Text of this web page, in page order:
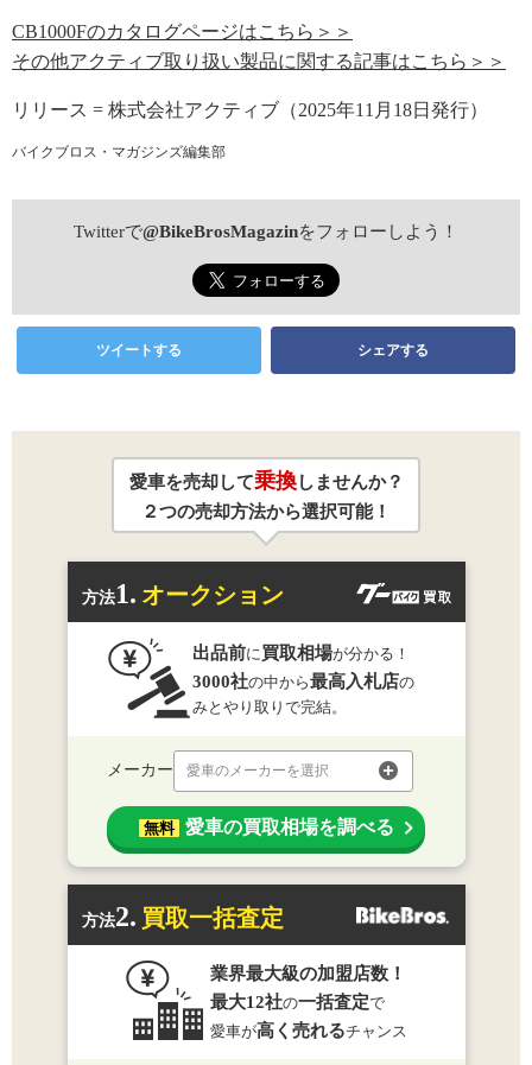
CB1000Fのカタログページはこちら＞＞
その他アクティブ取り扱い製品に関する記事はこちら＞＞
リリース = 株式会社アクティブ（2025年11月18日発行）
バイクブロス・マガジンズ編集部
Twitterで@BikeBrosMagazinをフォローしよう！
ツイートする シェアする
愛車を売却して乗換しませんか？
２つの売却方法から選択可能！
方法1. オークション
出品前に 買取相場が分かる！
3000社の中から最高入札店の
みとやり取りで完結。
メーカー 愛車のメーカーを選択
無料 愛車の買取相場を調べる
方法2. 買取一括査定
業界最大級の加盟店数！
最大12社の一括査定で
愛車が高く売れるチャンス